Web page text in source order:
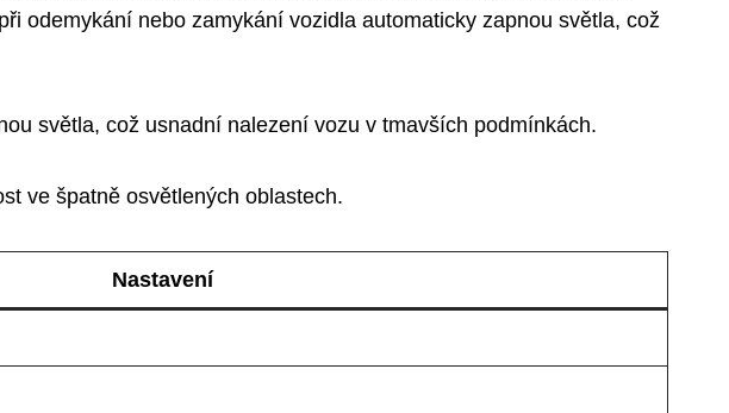
odemykání nebo zamykání vozidla automaticky zapnou světla, což
světla, což usnadní nalezení vozu v tmavších podmínkách.
ve špatně osvětlených oblastech.
Nastavení